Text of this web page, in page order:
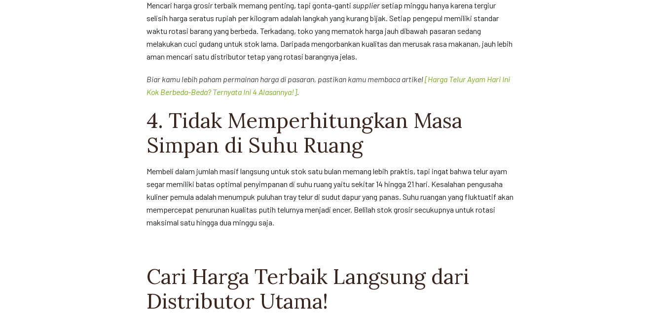
Mencari harga grosir terbaik memang penting, tapi gonta-ganti supplier setiap minggu hanya karena tergiur
selisih harga seratus rupiah per kilogram adalah langkah yang kurang bijak. Setiap pengepul memiliki standar
waktu rotasi barang yang berbeda. Terkadang, toko yang mematok harga jauh dibawah pasaran sedang
melakukan cuci gudang untuk stok lama. Daripada mengorbankan kualitas dan merusak rasa makanan, jauh lebih
aman mencari satu distributor tetap yang rotasi barangnya jelas.
Biar kamu lebih paham permainan harga di pasaran, pastikan kamu membaca artikel[Harga Telur Ayam Hari Ini
Kok Berbeda-Beda? Ternyata Ini 4 Alasannya!].
4. Tidak Memperhitungkan Masa
Simpan di Suhu Ruang
Membeli dalam jumlah masif langsung untuk stok satu bulan memang lebih praktis, tapi ingat bahwa telur ayam
segar memiliki batas optimal penyimpanan di suhu ruang yaitu sekitar 14 hingga 21 hari. Kesalahan pengusaha
kuliner pemula adalah menumpuk puluhan tray telur di sudut dapur yang panas. Suhu ruangan yang fluktuatif akan
mempercepat penurunan kualitas putih telurnya menjadi encer. Belilah stok grosir secukupnya untuk rotasi
maksimal satu hingga dua minggu saja.
Cari Harga Terbaik Langsung dari
Distributor Utama!